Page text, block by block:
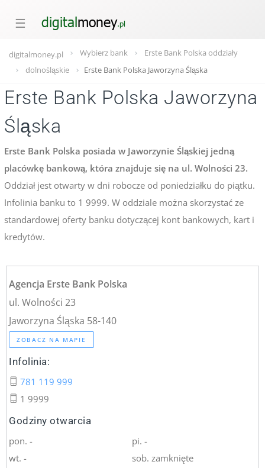
☰
digitalmoney.pl Wybierz bank
Erste Bank Polska oddziały
dolnośląskie
Erste Bank Polska Jaworzyna Śląska
Erste Bank Polska Jaworzyna
Śląska
Erste Bank Polska posiada w Jaworzynie Śląskiej jedną
placówkę bankową, która znajduje się na ul. Wolności 23.
Oddział jest otwarty w dni robocze od poniedziałku do piątku.
Infolinia banku to 1 9999. W oddziale można skorzystać ze
standardowej oferty banku dotyczącej kont bankowych, kart i
kredytów.
Agencja Erste Bank Polska
ul. Wolności 23
Jaworzyna Śląska 58-140
ZOBACZ NA MAPIE
Infolinia:
781 119 999
1 9999
Godziny otwarcia
pon. -
wt. -
pi. -
sob. zamknięte